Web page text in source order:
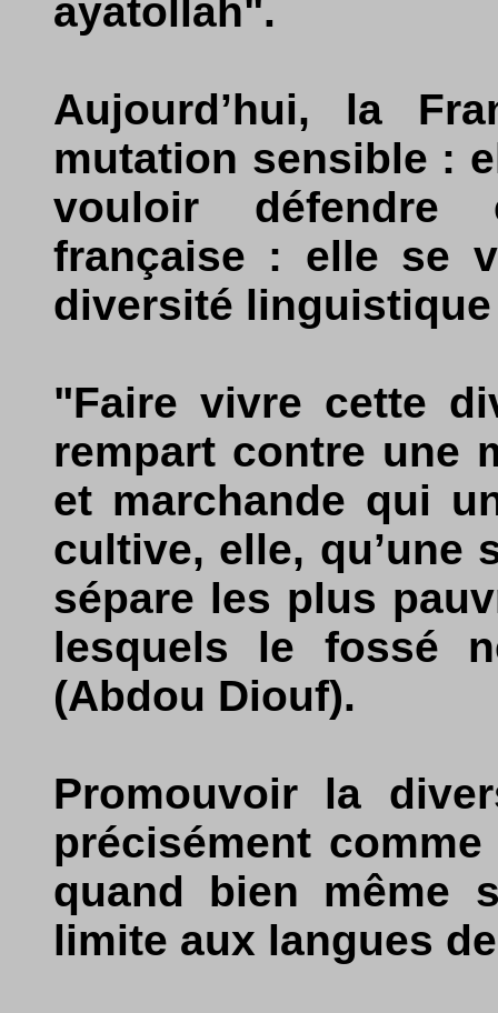
ayatollah".
Aujourd’hui, la
mutation sensible :
vouloir
française : elle se
diversité
"Faire vivre cette
rempart contre une
et marchande qui
cultive, elle, qu’une
sépare les plus
lesquels le fossé
(Abdou Diouf).
Promouvoir la
précisément
quand bien même
limite aux langues